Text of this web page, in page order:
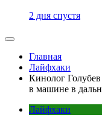
2 дня спустя
Главная
Лайфхаки
Кинолог Голубев
в машине в
Лайфхаки